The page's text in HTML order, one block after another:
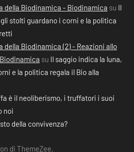
della Biodinamica - Biodinamica su Il
stolti guardano i corni e la politica
Biodinamica (2) - Reazioni allo
su Il saggio indica la luna,
e la politica regala il Bio alla
è il neoliberismo, i truffatori i suoi
noi
della convivenza?
di ThemeZee.